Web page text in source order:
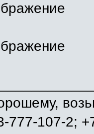
777-107-2;